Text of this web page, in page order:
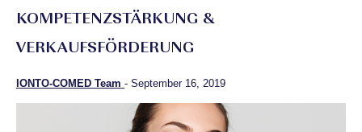
KOMPETENZSTÄRKUNG &
VERKAUFSFÖRDERUNG
IONTO-COMED Team - September 16, 2019